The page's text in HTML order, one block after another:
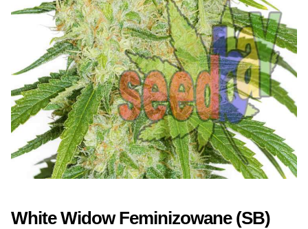
Outdoor na Dworze
Półautomaty Outdoor
Automaty XXL
Pełnosezonowe XXL
Szybkie Automaty
White Widow Feminizowane (SB)